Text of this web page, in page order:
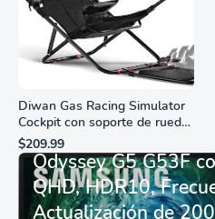
Diwan Gas Racing Simulator
Cockpit con soporte de rueda
de carreras plegable y
asiento - Logitech
G29/920/923/27/25,
Thrustmaster
T248/X/T300RS/T150/458/TX
$209.99
Monitor Gamer
Odyssey G5 G53F
QHD, HDR10,
Actualización de